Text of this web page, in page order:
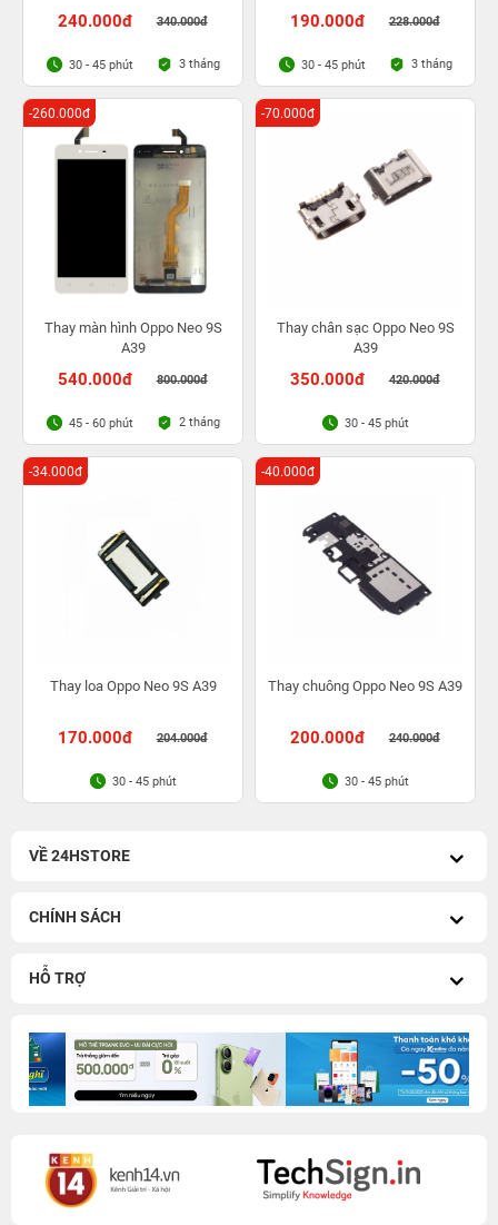
240.000đ 340.000đ
30 - 45 phút 3 tháng
190.000đ 228.000đ
30 - 45 phút 3 tháng
Thay màn hình Oppo Neo 9S
A39
540.000đ 800.000đ
-260.000đ
45 - 60 phút 2 tháng
Thay chân sạc Oppo Neo 9S
A39
350.000đ 420.000đ
-70.000đ
30 - 45 phút
Thay loa Oppo Neo 9S A39
170.000đ 204.000đ
-34.000đ
30 - 45 phút
Thay chuông Oppo Neo 9S A39
200.000đ 240.000đ
-40.000đ
30 - 45 phút
VỀ 24HSTORE
CHÍNH SÁCH
HỖ TRỢ